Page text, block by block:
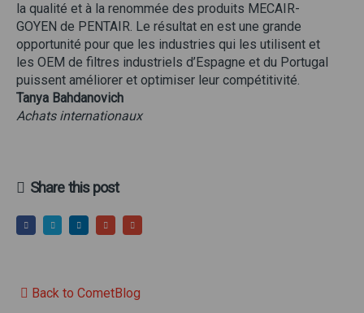
la qualité et à la renommée des produits MECAIR-
GOYEN de PENTAIR. Le résultat en est une grande
opportunité pour que les industries qui les utilisent et
les OEM de filtres industriels d’Espagne et du Portugal
puissent améliorer et optimiser leur compétitivité.
Tanya Bahdanovich
Achats internationaux
Share this post
Back to CometBlog